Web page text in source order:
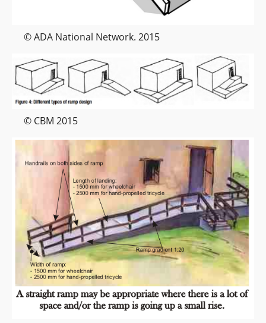
© ADA National Network. 2015
© CBM 2015